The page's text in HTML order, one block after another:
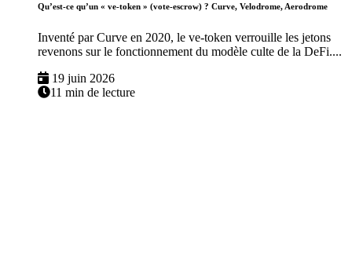
Qu’est-ce qu’un « ve-token » (vote-escrow) ? Curve, Velodrome, Aerodrome
Inventé par Curve en 2020, le ve-token verrouille les jetons
revenons sur le fonctionnement du modèle culte de la DeFi....
19 juin 2026
11 min de lecture